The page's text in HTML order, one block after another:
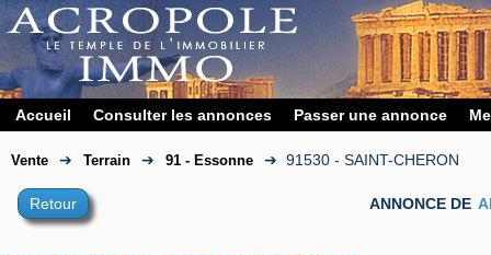
Accueil Consulter les annonces Passer une annonce
Vente ➔ Terrain ➔ 91 - Essonne ➔ 91530 - SAINT-CHERON
Retour ANNONCE DE